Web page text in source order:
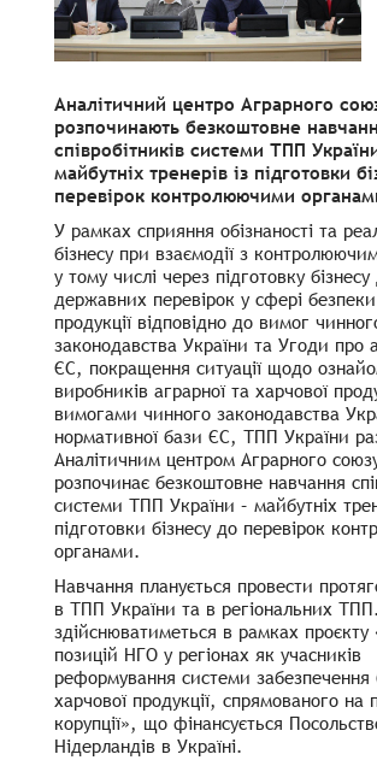
Аналітичний центро Аграрного
розпочинають безкоштовне
співробітників системи ТПП
майбутніх тренерів із підготовки
перевірок контролюючими
У рамках сприяння обізнаності та
бізнесу при взаємодії з
у тому числі через підготовку
державних перевірок у сфері
продукції відповідно до вимог
законодавства України та Угоди про
ЄС, покращення ситуації щодо
виробників аграрної та харчової
вимогами чинного законодавства
нормативної бази ЄС, ТПП України
Аналітичним центром Аграрного
розпочинає безкоштовне навчання
системи ТПП України – майбутніх
підготовки бізнесу до перевірок
органами.
Навчання планується провести
в ТПП України та в регіональних
здійснюватиметься в рамках проєкту
позицій НГО у регіонах як учасників
реформування системи забезпечення
харчової продукції, спрямованого на
корупції», що фінансується
Нідерландів в Україні.